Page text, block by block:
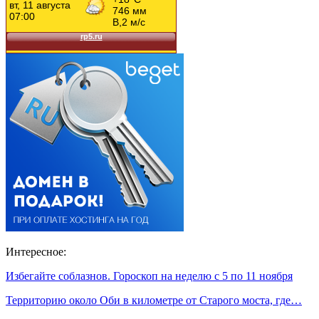
Интересное:
Избегайте соблазнов. Гороскоп на неделю с 5 по 11 ноября
Территорию около Оби в километре от Старого моста, где…